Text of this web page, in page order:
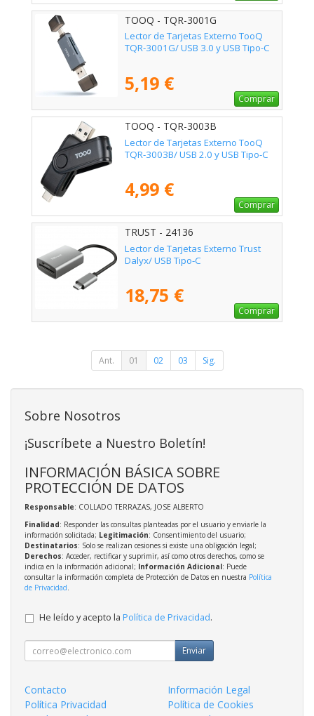
TOOQ - TQR-3001G
Lector de Tarjetas Externo TooQ
TQR-3001G/ USB 3.0 y USB Tipo-C
5,19 €
Comprar
TOOQ - TQR-3003B
Lector de Tarjetas Externo TooQ
TQR-3003B/ USB 2.0 y USB Tipo-C
4,99 €
Comprar
TRUST - 24136
Lector de Tarjetas Externo Trust
Dalyx/ USB Tipo-C
18,75 €
Comprar
Ant. 01 02 03 Sig.
Sobre Nosotros
¡Suscríbete a Nuestro Boletín!
INFORMACIÓN BÁSICA SOBRE
PROTECCIÓN DE DATOS
Responsable: COLLADO TERRAZAS, JOSE ALBERTO
Finalidad: Responder las consultas planteadas por el usuario y enviarle la
información solicitada; Legitimación: Consentimiento del usuario;
Destinatarios: Solo se realizan cesiones si existe una obligación legal;
Derechos: Acceder, rectificar y suprimir, así como otros derechos, como se
indica en la información adicional; Información Adicional: Puede
consultar la información completa de Protección de Datos en nuestra Política
de Privacidad.
He leído y acepto la Política de Privacidad.
Enviar
Contacto
Información Legal
Política Privacidad
Política de Cookies